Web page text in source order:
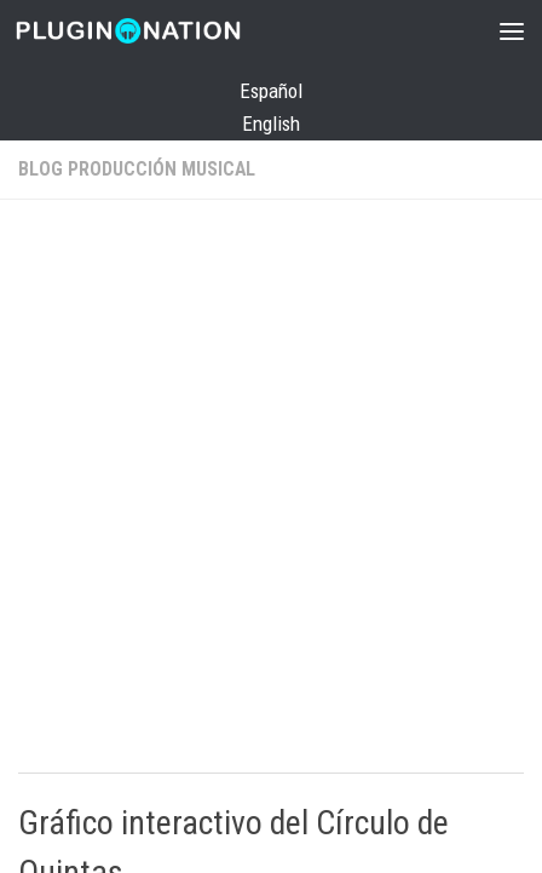
Saltar al contenido
Español
English
BLOG PRODUCCIÓN MUSICAL
Gráfico interactivo del Círculo de